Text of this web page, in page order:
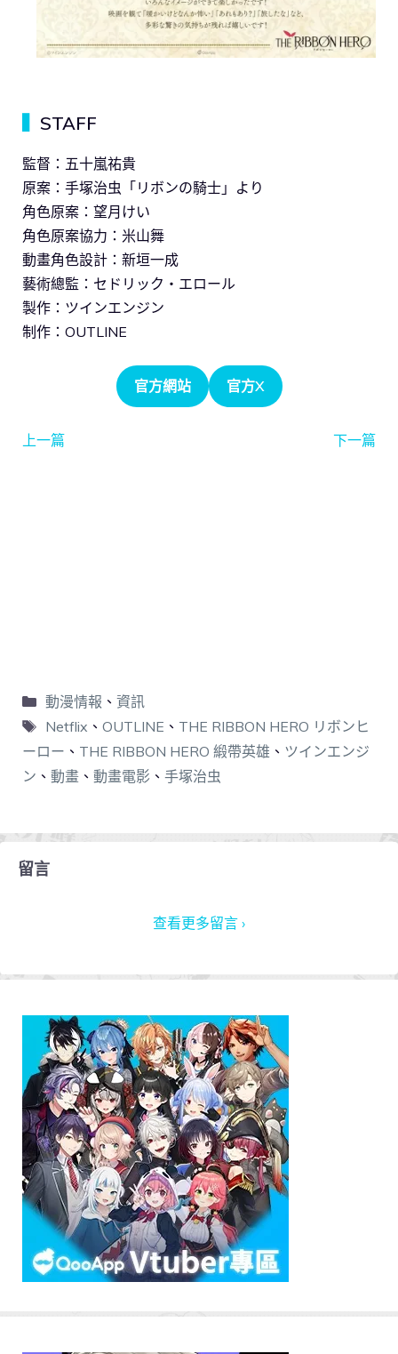
STAFF
監督：五十嵐祐貴
原案：手塚治虫「リボンの騎士」より
角色原案：望月けい
角色原案協力：米山舞
動畫角色設計：新垣一成
藝術總監：セドリック・エロール
製作：ツインエンジン
制作：OUTLINE
官方網站 官方X
上一篇 下一篇
動漫情報 、 資訊
Netflix 、 OUTLINE 、 THE RIBBON HERO リボンヒ
ーロー 、 THE RIBBON HERO 緞帶英雄 、 ツインエンジ
ン 、 動畫 、 動畫電影 、 手塚治虫
留言
查看更多留言 ›